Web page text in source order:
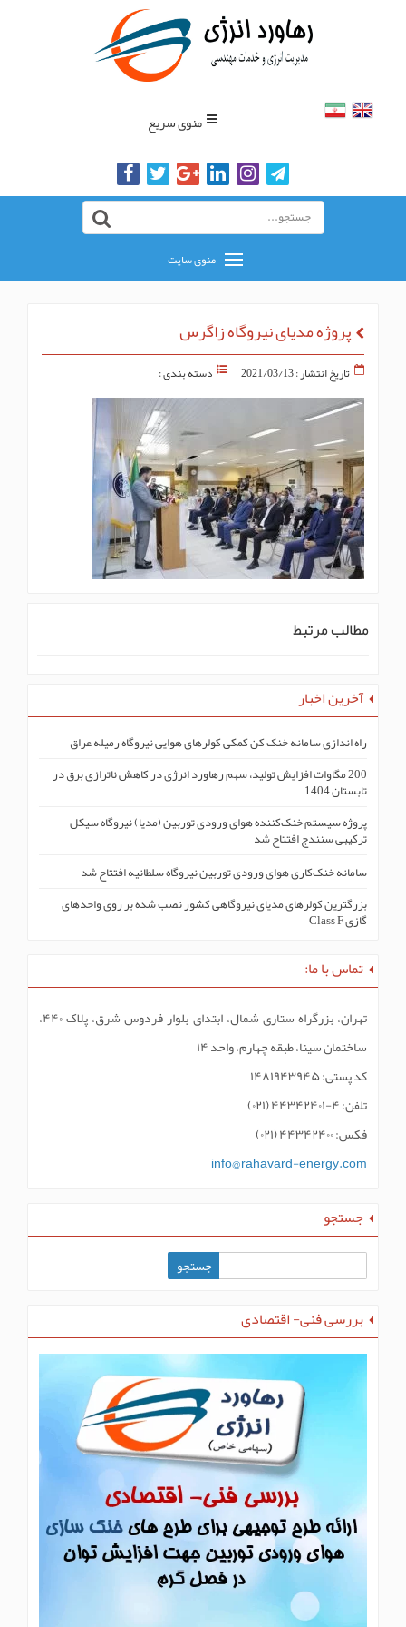
منوی سریع
منوی سایت
پروژه مدیای نیروگاه زاگرس
تاریخ انتشار : 2021/03/13 دسته بندی :
مطالب مرتبط
آخرین اخبار
راه اندازی سامانه خنک کن کمکی کولرهای هوایی نیروگاه رمیله عراق
200 مگاوات افزایش تولید، سهم رهاورد انرژی در کاهش ناترازی برق در
تابستان 1404
پروژه سیستم خنک‌کنندە هوای ورودی توربین (مدیا) نیروگاه سیکل
ترکیبی سنندج افتتاح شد
سامانه خنک‌کاری هوای ورودی توربین نیروگاه سلطانیه افتتاح شد
بزرگترین کولرهای مدیای نیروگاهی کشور نصب شده بر روی واحدهای
گازی Class F
تماس با ما:
تهران، بزرگراه ستاری شمال، ابتدای بلوار فردوس شرق، پلاک ۴۴۰،
ساختمان سینا، طبقه چهارم، واحد ۱۴
کد پستی: ۱۴۸۱۹۴۳۹۴۵
تلفن: ۴-۴۴۳۴۲۴۰۱ (۰۲۱)
فکس: ۴۴۳۴۲۴۰۰ (۰۲۱)
info@rahavard-energy.com
جستجو
بررسی فنی- اقتصادی